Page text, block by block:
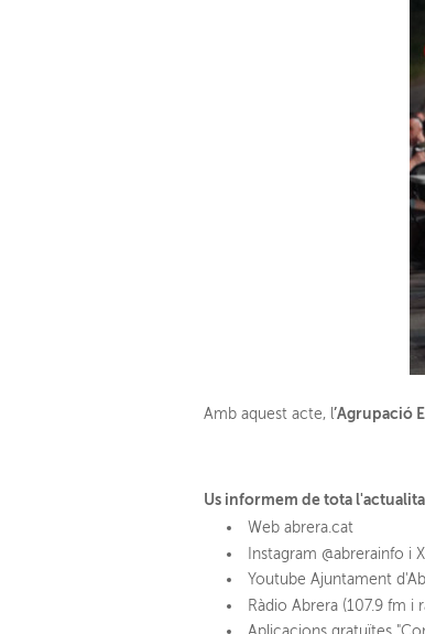
Amb aquest acte, l ’Agrupació
Us informem de tota
Web abrera.cat
Instagram @abrerainfo i
Youtube Ajuntament
Ràdio Abrera (107.9 fm i